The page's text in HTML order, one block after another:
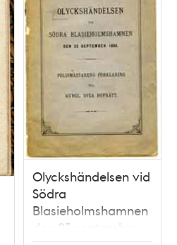
Olyckshändelsen vid
Södra
Blasieholmshamnen
den 23 september